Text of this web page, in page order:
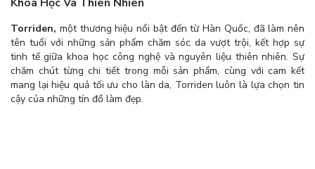
Torriden, một thương hiệu nổi bật đến từ Hàn Quốc, đã làm nên
tên tuổi với những sản phẩm chăm sóc da vượt trội, kết hợp sự
tinh tế giữa khoa học công nghệ và nguyên liệu thiên nhiên. Sự
chăm chút từng chi tiết trong mỗi sản phẩm, cùng với cam kết
mang lại hiệu quả tối ưu cho làn da, Torriden luôn là lựa chọn tin
cậy của những tín đồ làm đẹp.